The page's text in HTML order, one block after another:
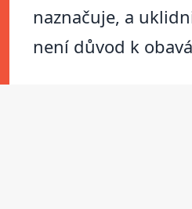
naznačuje, a
není důvod k